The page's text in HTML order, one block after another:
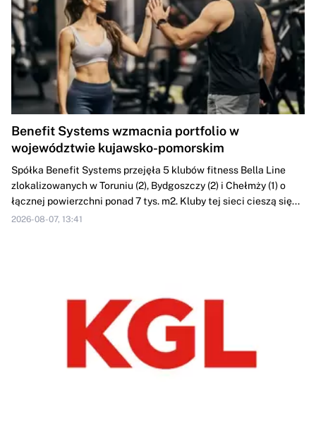
Benefit Systems wzmacnia portfolio w
województwie kujawsko-pomorskim
Spółka Benefit Systems przejęła 5 klubów fitness Bella Line
zlokalizowanych w Toruniu (2), Bydgoszczy (2) i Chełmży (1) o
łącznej powierzchni ponad 7 tys. m2. Kluby tej sieci cieszą się...
2026-08-07, 13:41